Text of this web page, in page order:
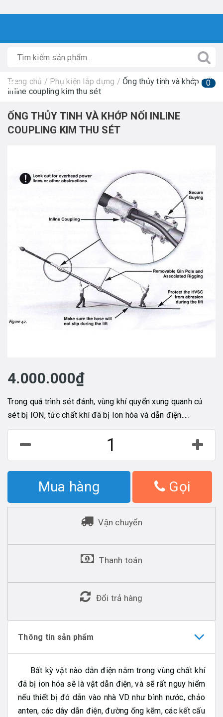
0
Trang chủ / Phụ kiện lắp dựng / Ống thủy tinh và khớp nối
inline coupling kim thu sét
ỐNG THỦY TINH VÀ KHỚP NỐI INLINE
COUPLING KIM THU SÉT
4.000.000₫
Trong quá trình sét đánh, vùng khí quyển xung quanh cú
sét bị ION, tức chất khí đã bị Ion hóa và dẫn điện.....
Mua hàng Gọi
Vận chuyển
Thanh toán
Đổi trả hàng
Thông tin sản phẩm
Bất kỳ vật nào dẫn điện nằm trong vùng chất khí
đã bị ion hóa sẽ là vật dẫn điện, và sẽ rất nguy hiểm
nếu thiết bị đó dẫn vào nhà VD như bình nước, chảo
anten, các dây dẫn điện, đường ống kẽm, các kết cấu